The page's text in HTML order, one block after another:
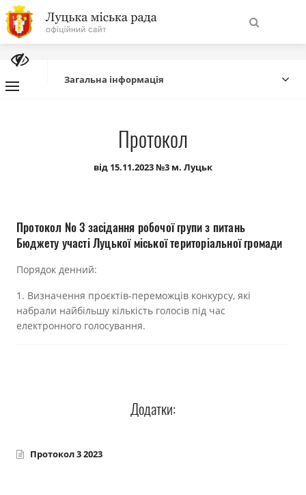
На
головну
Про місто
Міська влада
Бюджет
Прозорість влади
Загальна інформація
Протокол
від 15.11.2023 №3 м. Луцьк
Протокол № 3 засідання робочої групи з питань
Бюджету участі Луцької міської територіальної громади
Порядок денний:
1. Визначення проєктів-переможців конкурсу, які
набрали найбільшу кількість голосів під час
електронного голосування.
Додатки:
Протокол 3 2023